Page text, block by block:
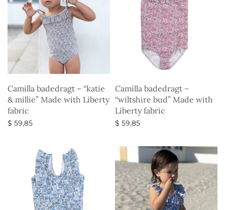
Camilla badedragt – “katie
& millie” Made with Liberty
fabric
$ 59,85
Camilla badedragt –
“wiltshire bud” Made with
Liberty fabric
$ 59,85